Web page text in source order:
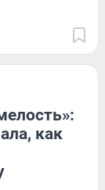
как